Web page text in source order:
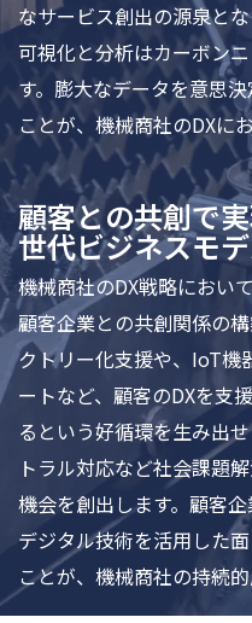
なサービス創出の源泉と
可視化と分析はカーボン
す。膨大なデータを意思
ことが、機械商社のDXに
顧客との共創で
世代ビジネスモ
機械商社のDX戦略におい
顧客企業との共創関係の
クトリー化支援や、IoT機
ートなど、顧客のDXを支
るという好循環を生み出
トラル対応など社会課題
機会を創出します。顧客
デジタル技術を活用した
ことが、機械商社の持続